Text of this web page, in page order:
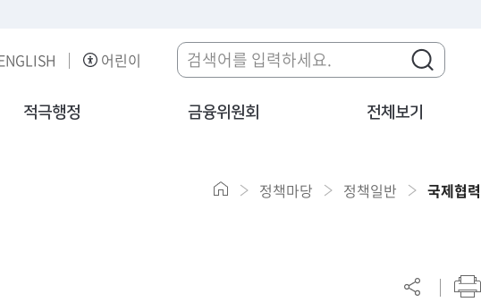
어린이
적극행정 금융위원회 전체보기
정책마당 정책일반 국제협력